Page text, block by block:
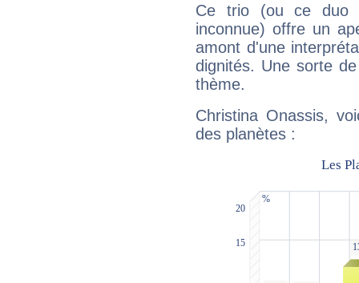
Ce trio (ou ce duo
inconnue) offre un
amont d'une
dignités. Une sorte
thème.
Christina Onassis,
des planètes :